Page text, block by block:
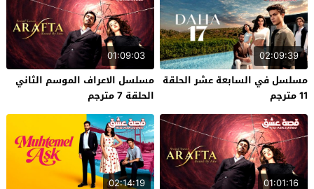
02:09:39
مسلسل في السابعة عشر الحلقة
11 مترجم
01:09:03
مسلسل الاعراف الموسم الثاني
الحلقة 7 مترجم
01:01:16
02:14:19